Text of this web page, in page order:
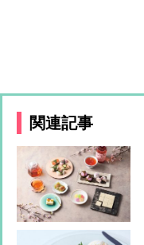
関連記事